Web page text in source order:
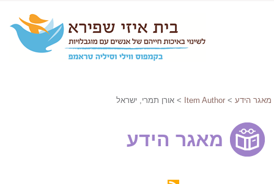
מאגר הידע >
Item Author > אורן תמרי, ישראל
מאגר הידע